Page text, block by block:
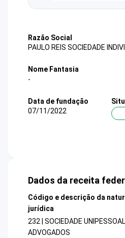
Razão Social
PAULO REIS SOCIEDADE
Nome Fantasia
-
Data de fundação
07/11/2022
Dados da receita
Código e descrição da
jurídica
232 | SOCIEDADE
ADVOGADOS